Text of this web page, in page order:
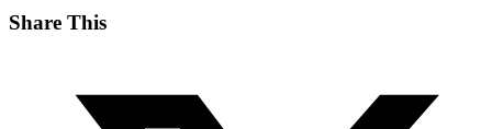
Share This